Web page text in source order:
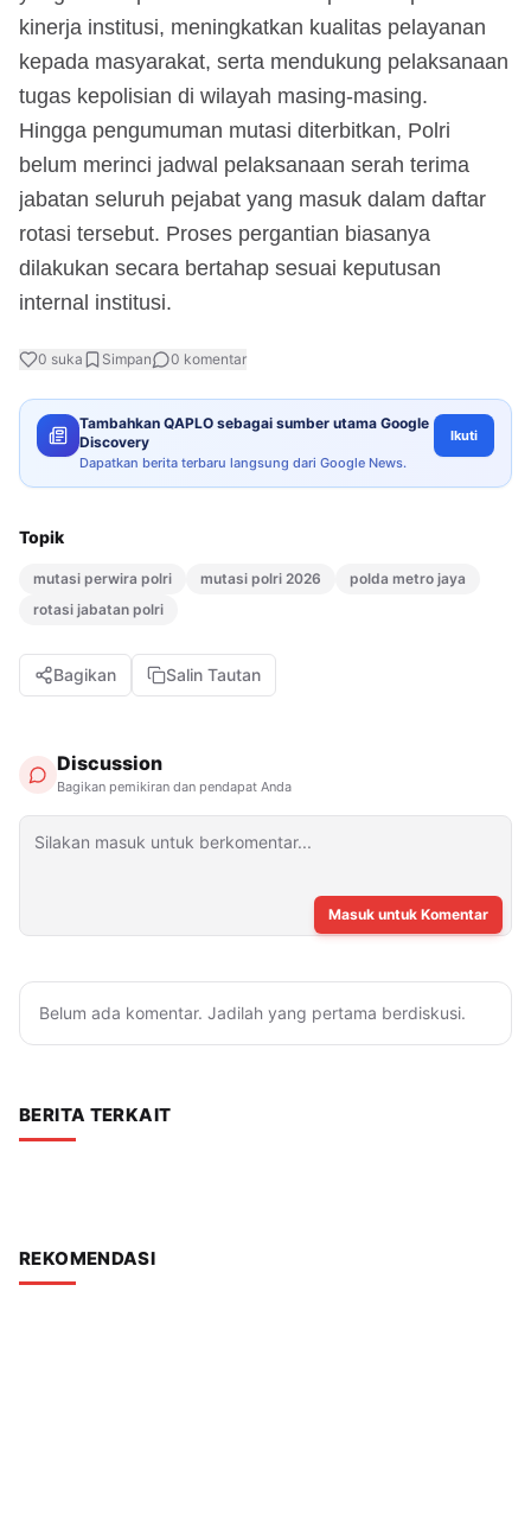
kinerja institusi, meningkatkan kualitas pelayanan
kepada masyarakat, serta mendukung pelaksanaan
tugas kepolisian di wilayah masing-masing.
Hingga pengumuman mutasi diterbitkan, Polri
belum merinci jadwal pelaksanaan serah terima
jabatan seluruh pejabat yang masuk dalam daftar
rotasi tersebut. Proses pergantian biasanya
dilakukan secara bertahap sesuai keputusan
internal institusi.
0 suka Simpan 0 komentar
Tambahkan QAPLO sebagai sumber utama Google
Discovery
Dapatkan berita terbaru langsung dari Google News.
Ikuti
Topik
mutasi perwira polri mutasi polri 2026
polda metro jaya
rotasi jabatan polri
Bagikan Salin Tautan
Discussion
Bagikan pemikiran dan pendapat Anda
Masuk untuk Komentar
Belum ada komentar. Jadilah yang pertama berdiskusi.
BERITA TERKAIT
REKOMENDASI